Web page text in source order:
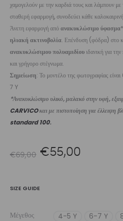
χαμογελούν με την καρδιά τους και λάμπουν
σταθερή εφαρμογή, συνοδεύει κάθε καλοκαιρινή
Άνετη εφαρμογή απόανακυκλώσιμο ύφασμα
ηλιακή ακτινοβολία. Επένδυση (φόδρα)
ανακυκλώσιμου πολυαμιδίου ιδανική για
και γρήγορο στέγνωμα.
Σημείωση: Το μοντέλο της φωτογραφίας
7 Y
*Ανακυκλώσιμο υλικό, μαλακό στην υφή,
CARVICOκαι με πιστοποίηση για έλλειψη
standard 100.
€69,00 Original
€55,00
SIZE GUIDE
Μέγεθος 4-5 Y 6-7 Y